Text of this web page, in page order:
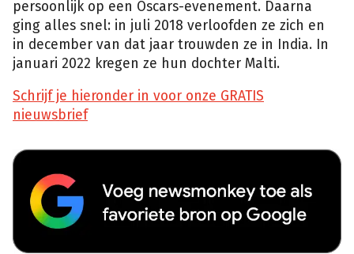
persoonlijk op een Oscars-evenement. Daarna
ging alles snel: in juli 2018 verloofden ze zich en
in december van dat jaar trouwden ze in India. In
januari 2022 kregen ze hun dochter Malti.
Schrijf je hieronder in voor onze GRATIS
nieuwsbrief